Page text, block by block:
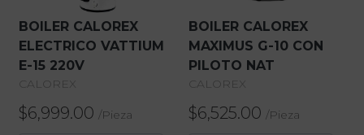
BOILER CALOREX
ELECTRICO VATTIUM
E-15 220V
CALOREX
$6,999.00 /Pieza
BOILER CALOREX
MAXIMUS G-10 CON
PILOTO NAT
CALOREX
$6,525.00 /Pieza